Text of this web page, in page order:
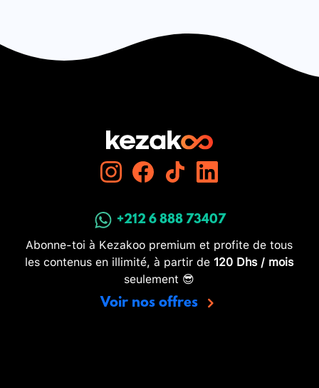
+212 6 888 73407
Abonne-toi à Kezakoo premium et profite de tous
les contenus en illimité, à partir de 120 Dhs / mois
seulement 😎
Voir nos offres